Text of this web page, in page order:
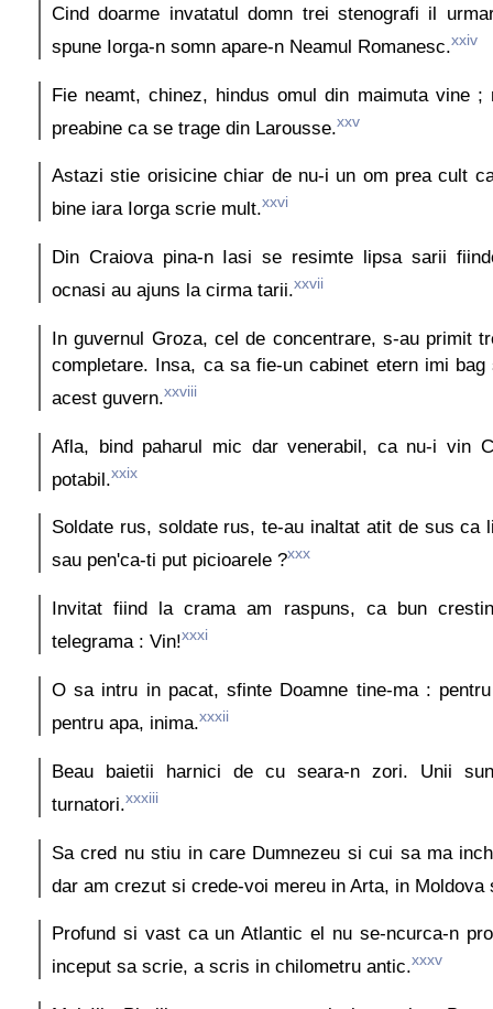
Cind doarme invatatul domn trei stenografi il
spune Iorga-n somn apare-n Neamul Romanesc.xxiv
Fie neamt, chinez, hindus omul din maimuta vine ;
preabine ca se trage din Larousse.xxv
Astazi stie orisicine chiar de nu-i un om prea cult
bine iara Iorga scrie mult.xxvi
Din Craiova pina-n Iasi se resimte lipsa sarii
ocnasi au ajuns la cirma tarii.xxvii
In guvernul Groza, cel de concentrare, s-au primit
completare. Insa, ca sa fie-un cabinet etern imi
acest guvern.xxviii
Afla, bind paharul mic dar venerabil, ca nu-i vin
potabil.xxix
Soldate rus, soldate rus, te-au inaltat atit de sus ca
sau pen'ca-ti put picioarele ?xxx
Invitat fiind la crama am raspuns, ca bun
telegrama : Vin!xxxi
O sa intru in pacat, sfinte Doamne tine-ma :
pentru apa, inima.xxxii
Beau baietii harnici de cu seara-n zori. Unii
turnatori.xxxiii
Sa cred nu stiu in care Dumnezeu si cui sa ma
dar am crezut si crede-voi mereu in Arta, in Moldova
Profund si vast ca un Atlantic el nu se-ncurca-n
inceput sa scrie, a scris in chilometru antic.xxxv